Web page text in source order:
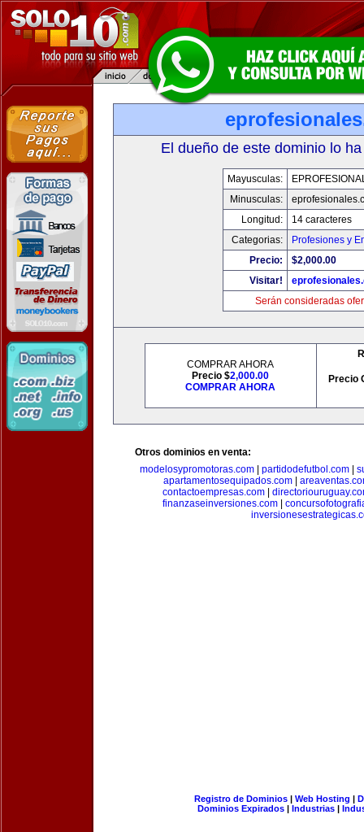
El dueño de este dominio lo
Mayusculas:
Minusculas:
Longitud:
14 caracteres
Categorias:
Profesiones y
Precio:
$2,000.00
Visitar!
Serán consideradas
COMPRAR AHORA
Precio $2,000.00
COMPRAR AHORA
Precio
Otros dominios en venta:
modelosypromotoras.com| partidodefutbol.com|
apartamentosequipados.com|
contactoempresas.com
finanzaseinversiones.com
Registro de Dominios| Web Hosting |
Dominios Expirados | Industrias |